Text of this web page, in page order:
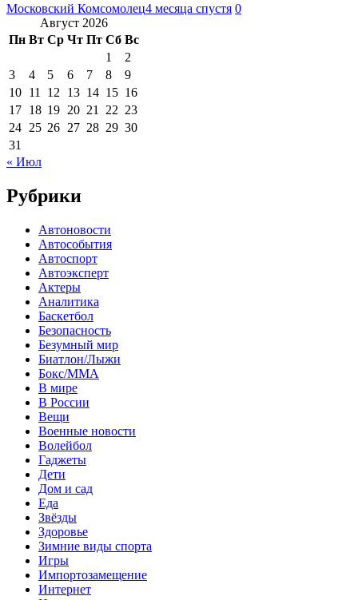
Московский Комсомолец4 месяца спустя 0
Август 2026
Пн Вт Ср Чт Пт Сб Вс
1
2
3
4 5 6 7 8
9
10 11 12 13 14 15 16
17 18 19 20 21 22 23
24 25 26 27 28 29 30
31
« Июл
Рубрики
Автоновости
Автособытия
Автоспорт
Автоэксперт
Актеры
Аналитика
Баскетбол
Безопасность
Безумный мир
Биатлон/Лыжи
Бокс/MMA
В мире
В России
Вещи
Военные новости
Волейбол
Гаджеты
Дети
Дом и сад
Еда
Звёзды
Здоровье
Зимние виды спорта
Игры
Импортозамещение
Интернет